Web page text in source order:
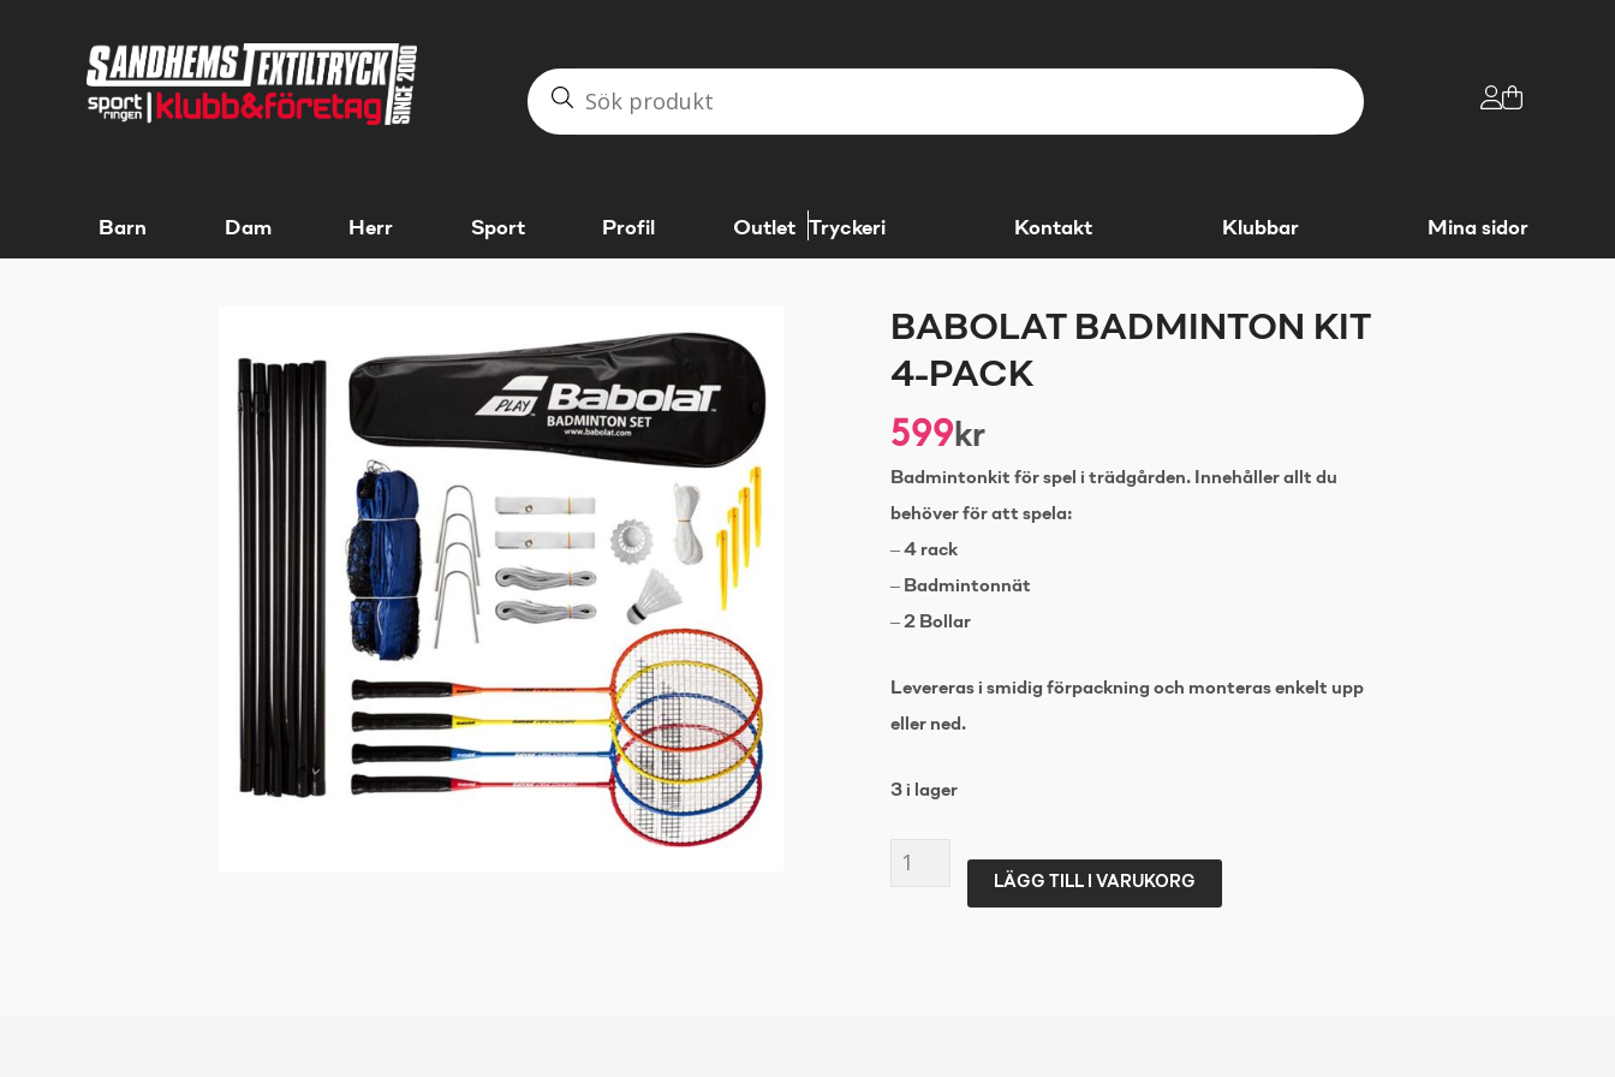
Barn Dam Herr Sport Profil Outlet Tryckeri Kontakt Klubbar Mina sidor
BABOLAT BADMINTON KIT
4-PACK
599kr
Badmintonkit för spel i trädgården. Innehåller allt du
behöver för att spela:
– 4 rack
– Badmintonnät
– 2 Bollar
Levereras i smidig förpackning och monteras enkelt upp
eller ned.
3 i lager
BABOLAT
BADMINTON
LÄGG TILL I VARUKORG